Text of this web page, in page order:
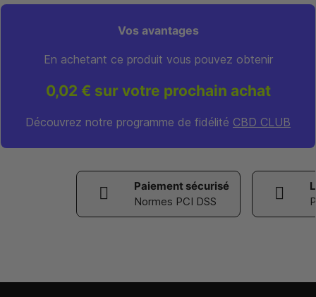
Vos avantages
En achetant ce produit vous pouvez obtenir
0,02 € sur votre prochain achat
Découvrez notre programme de fidélité CBD CLUB
Paiement sécurisé
Normes PCI DSS